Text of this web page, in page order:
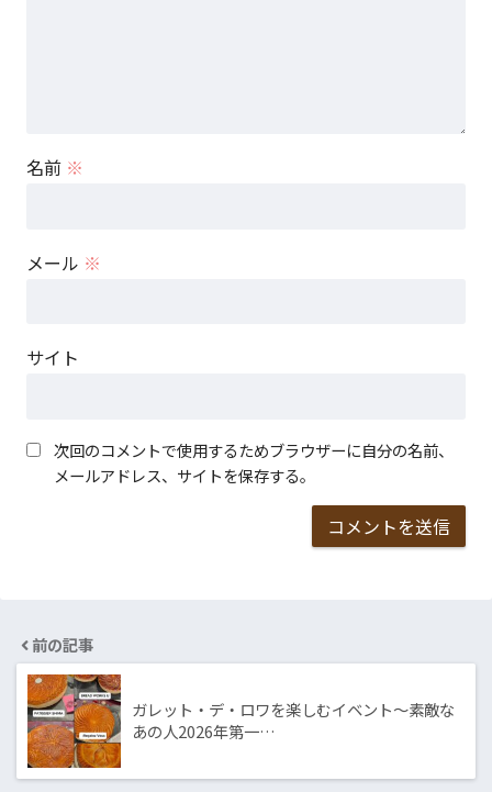
名前 ※
メール ※
サイト
次回のコメントで使用するためブラウザーに自分の名前、
メールアドレス、サイトを保存する。
前の記事
ガレット・デ・ロワを楽しむイベント〜素敵な
あの人2026年第一…